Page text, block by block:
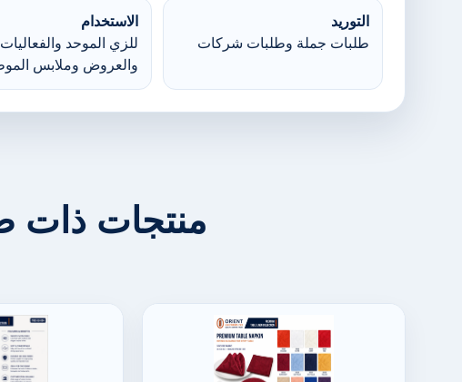
التوريد
طلبات جملة وطلبات شركات
الاستخدام
للزي الموحد والفعاليات
والعروض وملابس
منتجات ذات